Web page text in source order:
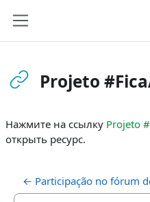
Projeto
Нажмите на ссылку Projeto
открыть ресурс.
← Participação no fórum